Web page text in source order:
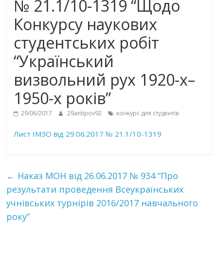
№ 21.1/10-1319 “Щодо
Конкурсу наукових
студентських робіт
“Український
визвольний рух 1920-х–
1950-х років”
29/06/2017 29antipov92 конкурс для студентів
Лист ІМЗО від 29.06.2017 № 21.1/10-1319
← Наказ МОН від 26.06.2017 № 934 “Про
результати проведення Всеукраїнських
учнівських турнірів 2016/2017 навчального
року”